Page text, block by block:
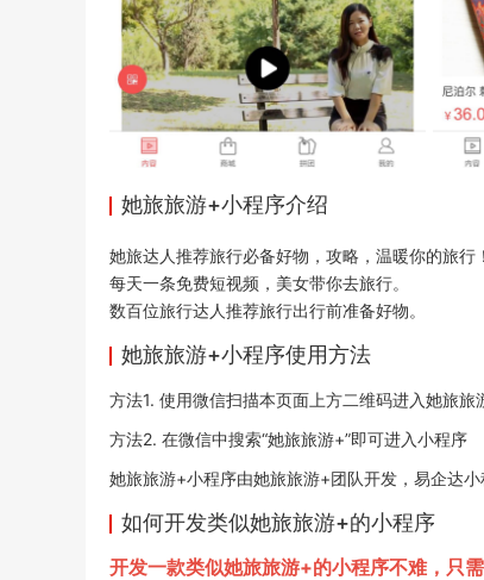
她旅旅游+小程序介绍
她旅达人推荐旅行必备好物，攻略，温暖你的旅行！
每天一条免费短视频，美女带你去旅行。
数百位旅行达人推荐旅行出行前准备好物。
她旅旅游+小程序使用方法
方法1. 使用微信扫描本页面上方二维码进入她旅旅
方法2. 在微信中搜索“她旅旅游+”即可进入小程序
她旅旅游+小程序由她旅旅游+团队开发，易企达
如何开发类似她旅旅游+的小程序
开发一款类似她旅旅游+的小程序不难，只